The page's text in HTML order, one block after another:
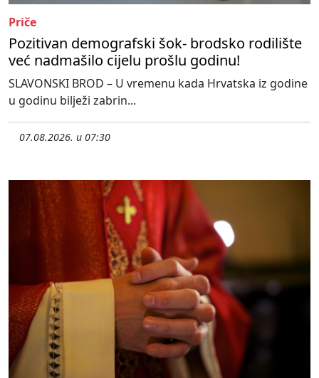
Priče
Pozitivan demografski šok- brodsko rodilište
već nadmašilo cijelu prošlu godinu!
SLAVONSKI BROD – U vremenu kada Hrvatska iz godine
u godinu bilježi zabrin...
07.08.2026. u 07:30